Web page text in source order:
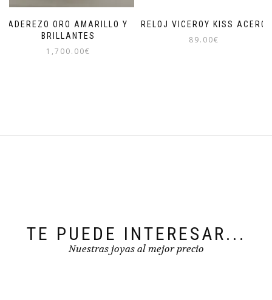
ADEREZO ORO AMARILLO Y
BRILLANTES
1,700.00€
RELOJ VICEROY KISS ACERO
89.00€
TE PUEDE INTERESAR...
Nuestras joyas al mejor precio